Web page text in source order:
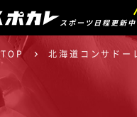
スポーツ日程更新中
TOP 北海道コンサド